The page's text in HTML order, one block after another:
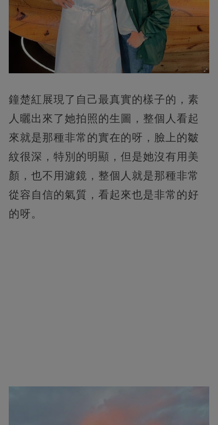
鐘楚紅展現了自己最真實的樣子的，素
人曬出來了她拍照的生圖，整個人看起
來就是那種非常的實在的呀，臉上的皺
紋很深，特別的明顯，但是她沒有用美
顏，也不用濾鏡，整個人就是那種非常
從容自信的氣質，看起來也是非常的好
的呀。